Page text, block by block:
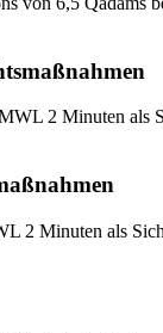
2 Minuten als
2 Minuten als